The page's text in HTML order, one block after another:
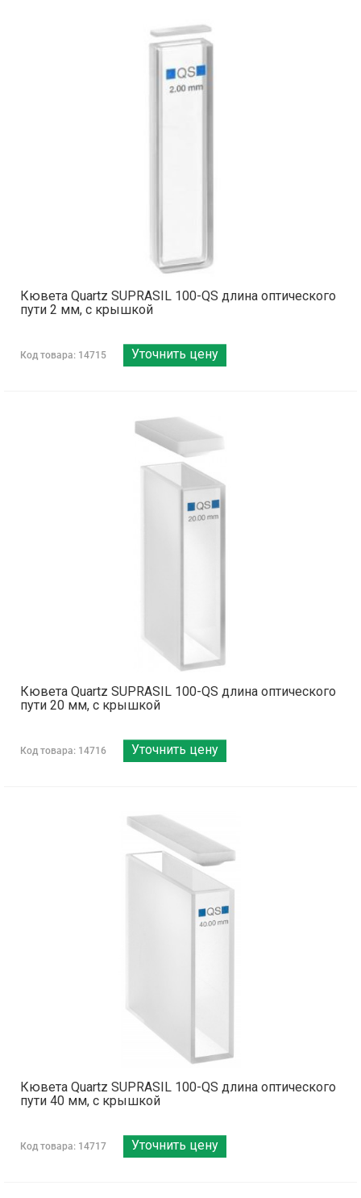
Кювета Quartz SUPRASIL 100-QS длина оптического
пути 2 мм, с крышкой
Код товара: 14715 Уточнить цену
Кювета Quartz SUPRASIL 100-QS длина оптического
пути 20 мм, с крышкой
Код товара: 14716 Уточнить цену
Кювета Quartz SUPRASIL 100-QS длина оптического
пути 40 мм, с крышкой
Код товара: 14717 Уточнить цену